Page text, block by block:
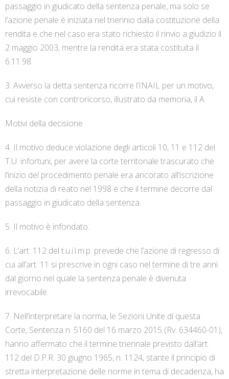
passaggio in giudicato della sentenza penale, ma solo se
l’azione penale è iniziata nel triennio dalla costituzione della
rendita e che nel caso era stato richiesto il rinvio a giudizio il
2 maggio 2003, mentre la rendita era stata costituita il
6.11.98.
3. Avverso la detta sentenza ricorre l’INAIL per un motivo,
cui resiste con controricorso, illustrato da memoria, il A.
Motivi della decisione
4. Il motivo deduce violazione degli articoli 10, 11 e 112 del
T.U. infortuni, per avere la corte territoriale trascurato che
l’inizio del procedimento penale era ancorato all’iscrizione
della notizia di reato nel 1998 e che il termine decorre dal
passaggio in giudicato della sentenza.
5. Il motivo è infondato.
6. L’art. 112 del t.u.i.l.m.p. prevede che l’azione di regresso di
cui all’art. 11 si prescrive in ogni caso nel termine di tre anni
dal giorno nel quale la sentenza penale è divenuta
irrevocabile.
7. Nell’interpretare la norma, le Sezioni Unite di questa
Corte, Sentenza n. 5160 del 16 marzo 2015 (Rv. 634460-01),
hanno affermato che il termine triennale previsto dall’art.
112 del D.P.R. 30 giugno 1965, n. 1124, stante il principio di
stretta interpretazione delle norme in tema di decadenza, ha